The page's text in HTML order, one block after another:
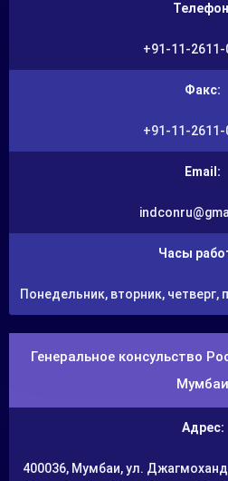
+91-11-2611-
Факс:
+91-11-2611-
Email:
Часы
Понедельник, вторник, четверг,
Генеральное консульство
Мумбаи
Адрес:
400036, Мумбаи, ул.